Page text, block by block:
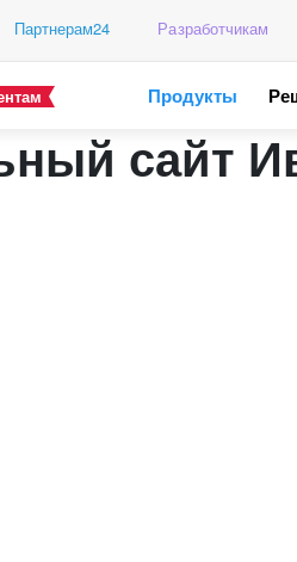
Партнерам24 Разработчикам
Продукты
сайт